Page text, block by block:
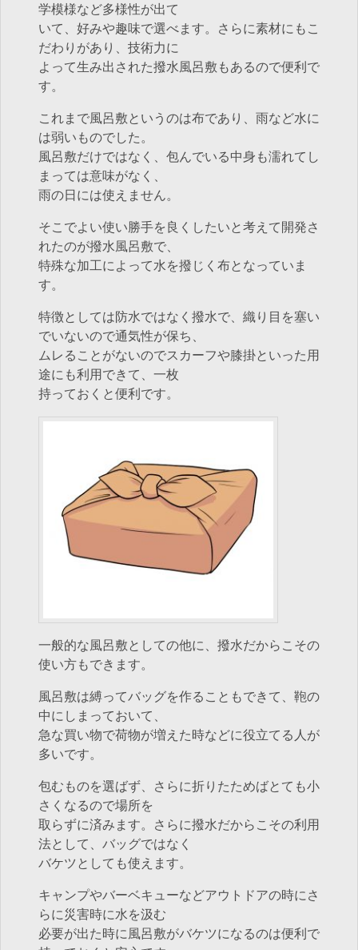
学模様など多様性が出て
いて、好みや趣味で選べます。さらに素材にもこ
だわりがあり、技術力に
よって生み出された撥水風呂敷もあるので便利で
す。
これまで風呂敷というのは布であり、雨など水に
は弱いものでした。
風呂敷だけではなく、包んでいる中身も濡れてし
まっては意味がなく、
雨の日には使えません。
そこでよい使い勝手を良くしたいと考えて開発さ
れたのが撥水風呂敷で、
特殊な加工によって水を撥じく布となっていま
す。
特徴としては防水ではなく撥水で、織り目を塞い
でいないので通気性が保ち、
ムレることがないのでスカーフや膝掛といった用
途にも利用できて、一枚
持っておくと便利です。
一般的な風呂敷としての他に、撥水だからこその
使い方もできます。
風呂敷は縛ってバッグを作ることもできて、鞄の
中にしまっておいて、
急な買い物で荷物が増えた時などに役立てる人が
多いです。
包むものを選ばず、さらに折りたためばとても小
さくなるので場所を
取らずに済みます。さらに撥水だからこその利用
法として、バッグではなく
バケツとしても使えます。
キャンプやバーベキューなどアウトドアの時にさ
らに災害時に水を汲む
必要が出た時に風呂敷がバケツになるのは便利で